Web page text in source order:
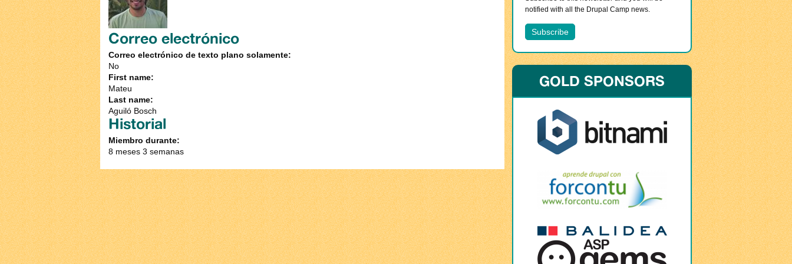
Correo electrónico
Correo electrónico de texto plano solamente:
No
First name:
Mateu
Last name:
Aguiló Bosch
Historial
Miembro durante:
8 meses 3 semanas
notified with all the Drupal Camp news.
GOLD SPONSORS